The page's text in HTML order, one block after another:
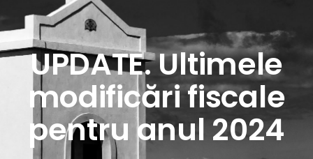
UPDATE. Ultimele
modificări fiscale
pentru anul 2024